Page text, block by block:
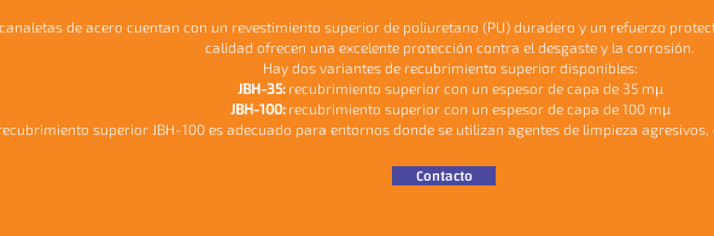
de acero cuentan con un revestimiento superior de poliuretano (PU) duradero y un refuerzo
calidad ofrecen una excelente protección contra el desgaste y la corrosión.
Hay dos variantes de recubrimiento superior disponibles:
JBH-35: recubrimiento superior con un espesor de capa de 35 mμ
JBH-100: recubrimiento superior con un espesor de capa de 100 mμ
superior JBH-100 es adecuado para entornos donde se utilizan agentes de limpieza
Contacto